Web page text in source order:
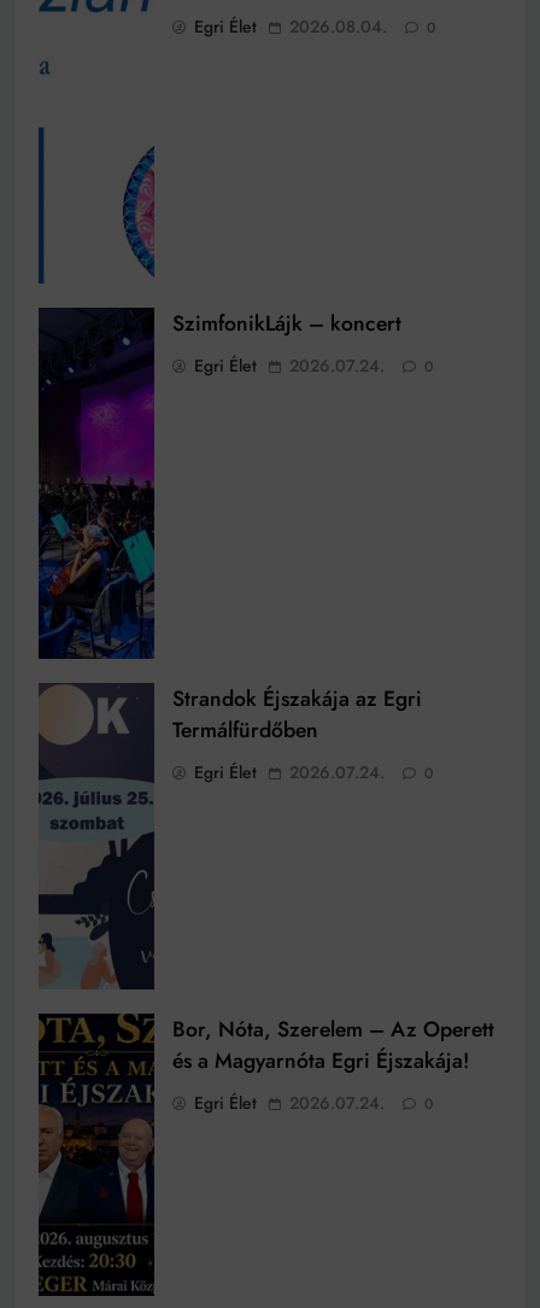
Egri Élet 2026.08.04. 0
SzimfonikLájk – koncert
Egri Élet 2026.07.24. 0
Strandok Éjszakája az Egri
Termálfürdőben
Egri Élet 2026.07.24. 0
Bor, Nóta, Szerelem – Az Operett
és a Magyarnóta Egri Éjszakája!
Egri Élet 2026.07.24. 0